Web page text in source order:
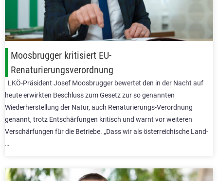
Moosbrugger kritisiert EU-
Renaturierungsverordnung
LKÖ-Präsident Josef Moosbrugger bewertet den in der Nacht auf
heute erwirkten Beschluss zum Gesetz zur so genannten
Wiederherstellung der Natur, auch Renaturierungs-Verordnung
genannt, trotz Entschärfungen kritisch und warnt vor weiteren
Verschärfungen für die Betriebe. „Dass wir als österreichische Land-
…